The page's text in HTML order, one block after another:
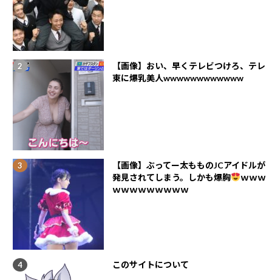
【画像】おい、早くテレビつけろ、テレ
東に爆乳美人wwwwwwwwwwww
【画像】ぶってー太もものJCアイドルが
発見されてしまう。しかも爆胸
ｗｗｗ
ｗｗｗｗｗｗｗｗｗ
このサイトについて